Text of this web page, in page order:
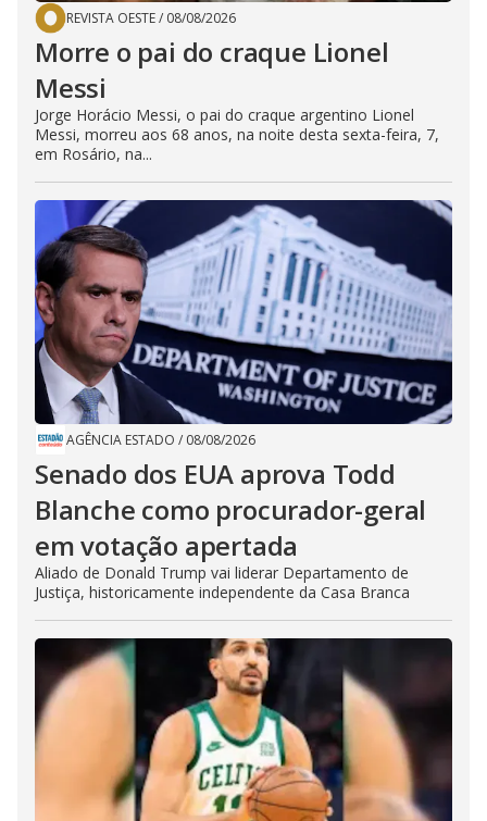
REVISTA OESTE/ 08/08/2026
Morre o pai do craque Lionel
Messi
Jorge Horácio Messi, o pai do craque argentino Lionel
Messi, morreu aos 68 anos, na noite desta sexta-feira, 7,
em Rosário, na...
AGÊNCIA ESTADO / 08/08/2026
Senado dos EUA aprova Todd
Blanche como procurador-geral
em votação apertada
Aliado de Donald Trump vai liderar Departamento de
Justiça, historicamente independente da Casa Branca